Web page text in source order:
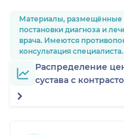
Материалы, размещённые
постановки диагноза и
врача. Имеются
консультация специалиста.
Распределение
сустава с